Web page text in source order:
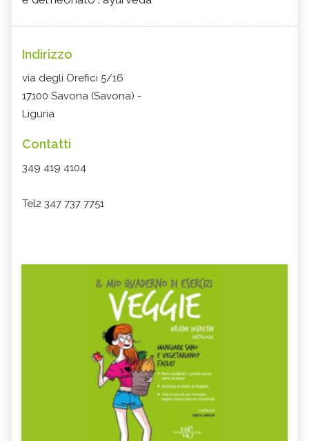
Indirizzo
via degli Orefici 5/16
17100 Savona (Savona) -
Liguria
Contatti
349 419 4104
Tel2 347 737 7751